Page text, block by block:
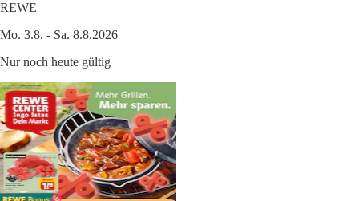
REWE
Mo. 3.8. - Sa. 8.8.2026
Nur noch heute gültig